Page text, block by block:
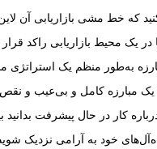
که خط مشی بازاریابی آن
یک محیط بازاریابی راکد قرار
به‌طور منظم یک استراتژی
مبارزه کامل و بی‌عیب و نقص
کار در حال پیشرفت بدانید
خود به آرامی نزدیک